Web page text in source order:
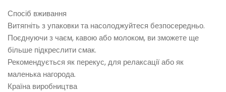
Спосіб вживання
Витягніть з упаковки та насолоджуйтеся безпосередньо.
Поєднуючи з чаєм, кавою або молоком, ви зможете ще
більше підкреслити смак.
Рекомендується як перекус, для релаксації або як
маленька нагорода.
Країна виробництва